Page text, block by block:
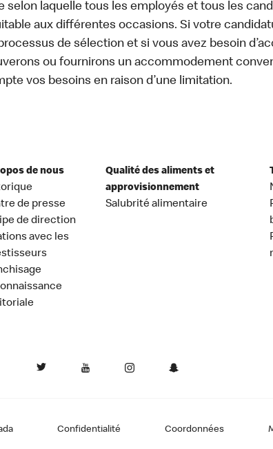
selon laquelle tous les employés et tous les
aux différentes occasions. Si votre
de sélection et si vous avez besoin
ou fournirons un accommodement
vos besoins en raison d’une limitation.
de nous
de presse
de direction
avec les
Qualité des aliments et
approvisionnement
Salubrité alimentaire
Confidentialité Coordonnées